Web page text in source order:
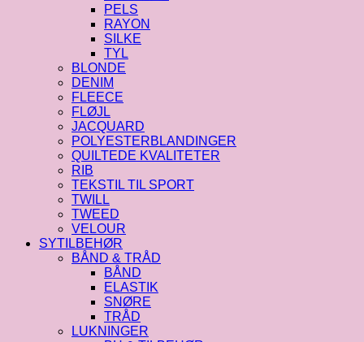
PELS
RAYON
SILKE
TYL
BLONDE
DENIM
FLEECE
FLØJL
JACQUARD
POLYESTERBLANDINGER
QUILTEDE KVALITETER
RIB
TEKSTIL TIL SPORT
TWILL
TWEED
VELOUR
SYTILBEHØR
BÅND & TRÅD
BÅND
ELASTIK
SNØRE
TRÅD
LUKNINGER